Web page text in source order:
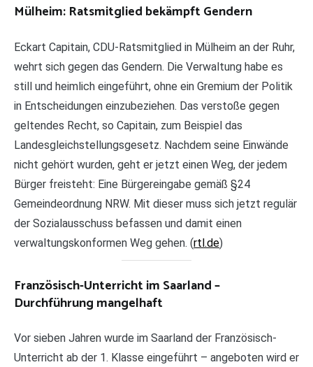
Mülheim: Ratsmitglied bekämpft Gendern
Eckart Capitain, CDU-Ratsmitglied in Mülheim an der Ruhr,
wehrt sich gegen das Gendern. Die Verwaltung habe es
still und heimlich eingeführt, ohne ein Gremium der Politik
in Entscheidungen einzubeziehen. Das verstoße gegen
geltendes Recht, so Capitain, zum Beispiel das
Landesgleichstellungsgesetz. Nachdem seine Einwände
nicht gehört wurden, geht er jetzt einen Weg, der jedem
Bürger freisteht: Eine Bürgereingabe gemäß §24
Gemeindeordnung NRW. Mit dieser muss sich jetzt regulär
der Sozialausschuss befassen und damit einen
verwaltungskonformen Weg gehen. (rtl.de)
Französisch-Unterricht im Saarland –
Durchführung mangelhaft
Vor sieben Jahren wurde im Saarland der Französisch-
Unterricht ab der 1. Klasse eingeführt – angeboten wird er